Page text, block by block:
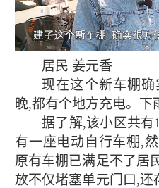
居民 姜元香
现在这个新车棚
晚,都有个地方充电。下
据了解,该小区共有
有一座电动自行车棚,
原有车棚已满足不了居
放不仅堵塞单元门口,还